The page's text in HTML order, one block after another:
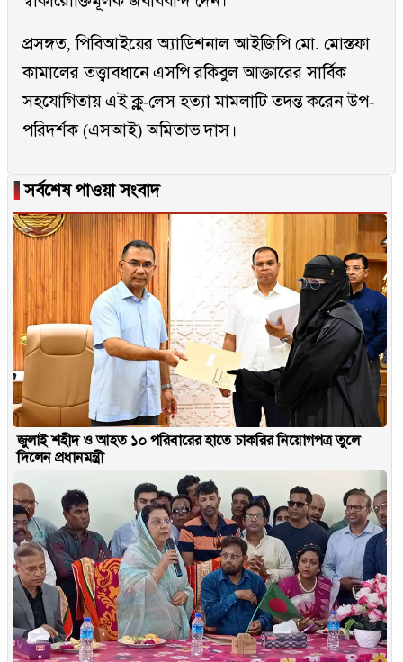
প্রসঙ্গত, পিবিআইয়ের অ্যাডিশনাল আইজিপি মো. মোস্তফা
কামালের তত্ত্বাবধানে এসপি রকিবুল আক্তারের সার্বিক
সহযোগিতায় এই ক্লু-লেস হত্যা মামলাটি তদন্ত করেন উপ-
পরিদর্শক (এসআই) অমিতাভ দাস।
▐সর্বশেষ পাওয়া সংবাদ
জুলাই শহীদ ও আহত ১০ পরিবারের হাতে চাকরির নিয়োগপত্র তুলে
দিলেন প্রধানমন্ত্রী